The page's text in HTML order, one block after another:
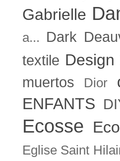
Gabrielle
a... Dark
textile
muertos Dior
ENFANTS
Ecosse
Eglise Saint